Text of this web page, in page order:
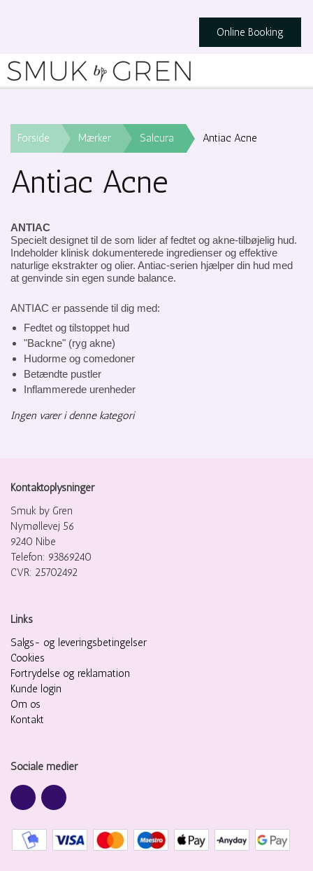
Online Booking
Forside Mærker Salcura Antiac Acne
Antiac Acne
ANTIAC
Specielt designet til de som lider af fedtet og akne-tilbøjelig hud.
Indeholder klinisk dokumenterede ingredienser og effektive
naturlige ekstrakter og olier. Antiac-serien hjælper din hud med
at genvinde sin egen sunde balance.
ANTIAC er passende til dig med:
Fedtet og tilstoppet hud
"Backne" (ryg akne)
Hudorme og comedoner
Betændte pustler
Inflammerede urenheder
Ingen varer i denne kategori
Kontaktoplysninger
Smuk by Gren
Nymøllevej 56
9240 Nibe
Telefon: 93869240
CVR: 25702492
Links
Salgs- og leveringsbetingelser
Cookies
Fortrydelse og reklamation
Kunde login
Om os
Kontakt
Sociale medier